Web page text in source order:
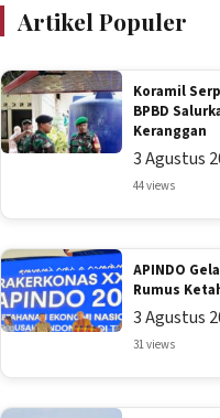
Artikel Populer
Koramil
BPBD
Keranggan
3 Agustus
44 views
APINDO
Rumus
3 Agustus
31 views